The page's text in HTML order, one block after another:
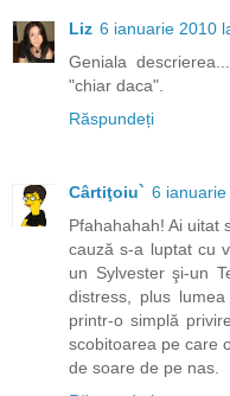
Liz 6 ianuarie 2010
Geniala
"chiar daca".
Răspundeți
Cârtiţoiu` 6 ianuarie
Pfahahahah! Ai uitat
cauză s-a luptat cu
un Sylvester şi-un
distress, plus
printr-o simplă
scobitoarea pe care
de soare de pe nas.